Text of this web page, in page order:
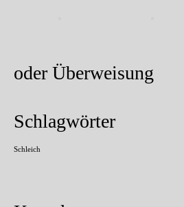
oder Überweisung
Schlagwörter
Schleich